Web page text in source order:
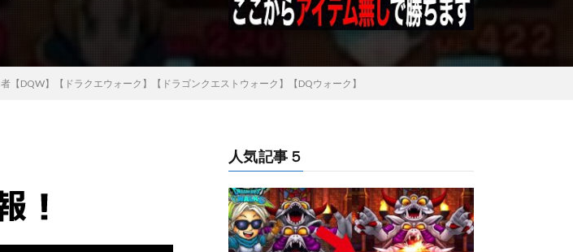
DQW】【ドラクエウォーク】【ドラゴンクエストウォーク】【DQウォーク】
人気記事５